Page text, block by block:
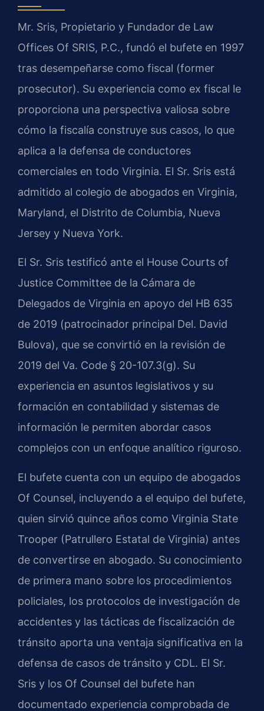
Mr. Sris, Propietario y Fundador de Law
Offices Of SRIS, P.C., fundó el bufete en 1997
tras desempeñarse como fiscal (former
prosecutor). Su experiencia como ex fiscal le
proporciona una perspectiva valiosa sobre
cómo la fiscalía construye sus casos, lo que
aplica a la defensa de conductores
comerciales en todo Virginia. El Sr. Sris está
admitido al colegio de abogados en Virginia,
Maryland, el Distrito de Columbia, Nueva
Jersey y Nueva York.
El Sr. Sris testificó ante el House Courts of
Justice Committee de la Cámara de
Delegados de Virginia en apoyo del HB 635
de 2019 (patrocinador principal Del. David
Bulova), que se convirtió en la revisión de
2019 del Va. Code § 20-107.3(g). Su
experiencia en asuntos legislativos y su
formación en contabilidad y sistemas de
información le permiten abordar casos
complejos con un enfoque analítico riguroso.
El bufete cuenta con un equipo de abogados
Of Counsel, incluyendo a el equipo del bufete,
quien sirvió quince años como Virginia State
Trooper (Patrullero Estatal de Virginia) antes
de convertirse en abogado. Su conocimiento
de primera mano sobre los procedimientos
policiales, los protocolos de investigación de
accidentes y las tácticas de fiscalización de
tránsito aporta una ventaja significativa en la
defensa de casos de tránsito y CDL. El Sr.
Sris y los Of Counsel del bufete han
documentado experiencia comprobada de